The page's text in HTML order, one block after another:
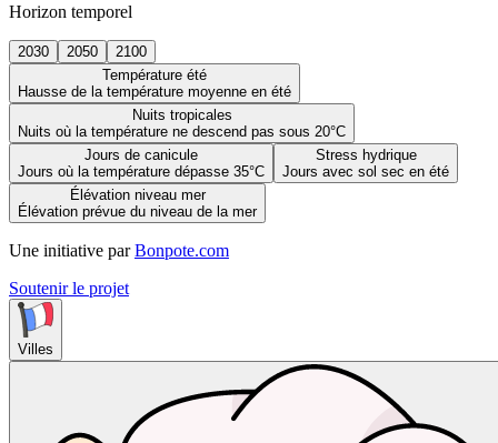
Horizon temporel
2030 2050
2100
Température été
Hausse de la température moyenne en été
Nuits tropicales
Nuits où la température ne descend pas sous 20°C
Jours de canicule
Jours où la température dépasse 35°C
Stress hydrique
Jours avec sol sec en été
Élévation niveau mer
Élévation prévue du niveau de la mer
Une initiative par Bonpote.com
Soutenir le projet
Villes